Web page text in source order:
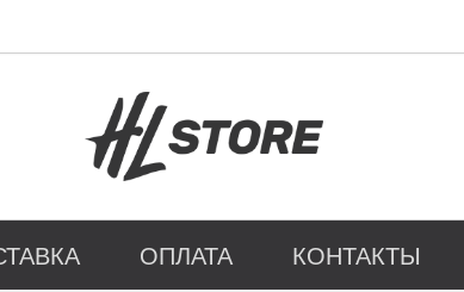
ОПЛАТА КОНТАКТЫ